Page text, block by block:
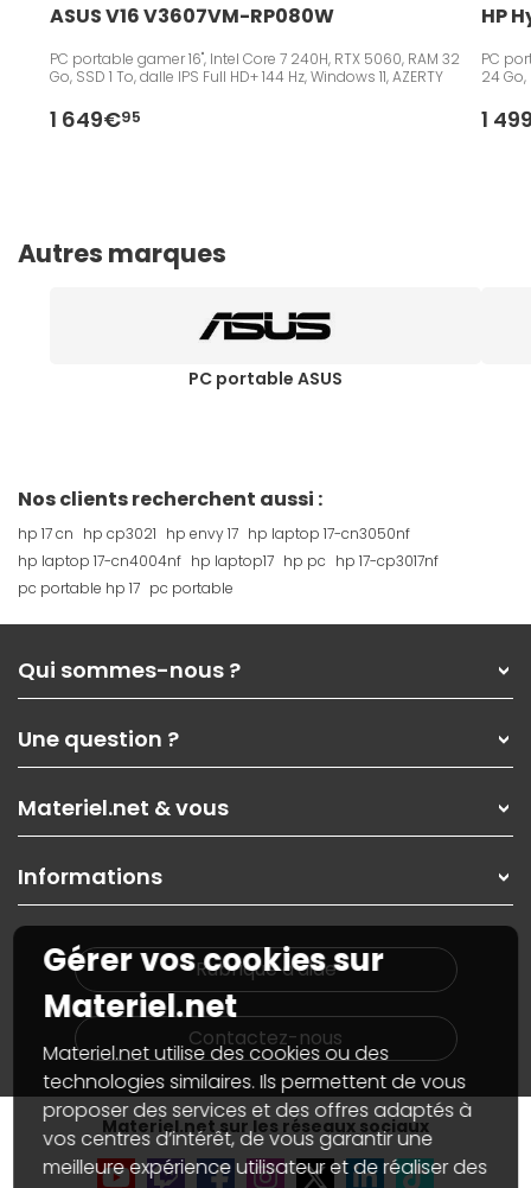
ASUS V16 V3607VM-RP080W
PC portable gamer 16", Intel Core 7 240H, RTX 5060, RAM 32
Go, SSD 1 To, dalle IPS Full HD+ 144 Hz, Windows 11, AZERTY
1 649€95
HP
PC
24 Go,
1
Autres marques
PC portable ASUS
Nos clients recherchent aussi :
hp 17 cn hp cp3021 hp envy 17 hp laptop 17-cn3050nf
hp laptop 17-cn4004nf hp laptop17 hp pc hp 17-cp3017nf
pc portable hp 17 pc portable
Qui sommes-nous ?
Nos services
Les magasins Materiel.net
Nos solutions pour les pros
Contactez-nous
Une question ?
Paiement, livraison
Garanties,Pack Zen
SAV, demander un retour
Informations
Materiel.net & vous
On rachète votre carte graphique
PC sur mesure : Votre RDV personnalisé
Notre démarche écologique
Materiel.net recrute
Notre programme d'affiliation
Partenariat & Sponsoring
Informations
Plan du site
Nos marques
Conditions générales de vente
Marketplace
Informations légales
Données personnellesetcookies
Gérer vos cookies
Accessibilité : non conforme
Rubrique d'aide
Contactez-nous
Materiel.net sur les réseaux sociaux
Gérer vos cookies sur
Materiel.net
Materiel.net utilise des cookies ou des
technologies similaires. Ils permettent de vous
proposer des services et des offres adaptés à
vos centres d’intérêt, de vous garantir une
meilleure expérience utilisateur et de réaliser des